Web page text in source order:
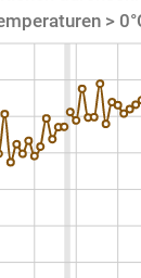
>